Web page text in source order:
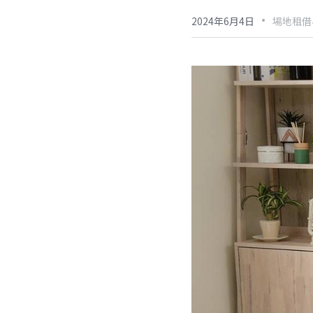
2024年6月4日 · 場地租